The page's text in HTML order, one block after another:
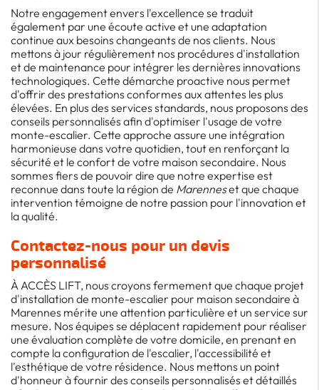
Notre engagement envers l'excellence se traduit
également par une écoute active et une adaptation
continue aux besoins changeants de nos clients. Nous
mettons à jour régulièrement nos procédures d'installation
et de maintenance pour intégrer les dernières innovations
technologiques. Cette démarche proactive nous permet
d'offrir des prestations conformes aux attentes les plus
élevées. En plus des services standards, nous proposons des
conseils personnalisés afin d'optimiser l'usage de votre
monte-escalier. Cette approche assure une intégration
harmonieuse dans votre quotidien, tout en renforçant la
sécurité et le confort de votre maison secondaire. Nous
sommes fiers de pouvoir dire que notre expertise est
reconnue dans toute la région de Marenneset que chaque
intervention témoigne de notre passion pour l'innovation et
la qualité.
Contactez-nous pour un devis
personnalisé
À ACCÈS LIFT, nous croyons fermement que chaque projet
d'installation de monte-escalier pour maison secondaire à
Marennes mérite une attention particulière et un service sur
mesure. Nos équipes se déplacent rapidement pour réaliser
une évaluation complète de votre domicile, en prenant en
compte la configuration de l'escalier, l'accessibilité et
l'esthétique de votre résidence. Nous mettons un point
d'honneur à fournir des conseils personnalisés et détaillés